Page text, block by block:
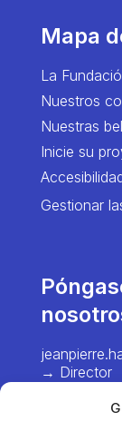
Mapa
La
Nuestros
Nuestras
Inicie su
Gestionar
→ Director